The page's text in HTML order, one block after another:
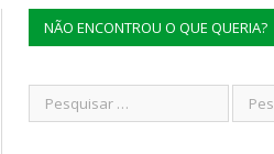
NÃO ENCONTROU O QUE QUERIA?